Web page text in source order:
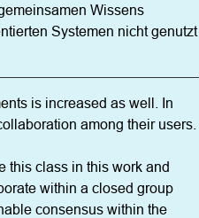
Wissens
Systemen nicht genutzt
is increased as well. In
among their users.
this class in this work and
within a closed group
consensus within the